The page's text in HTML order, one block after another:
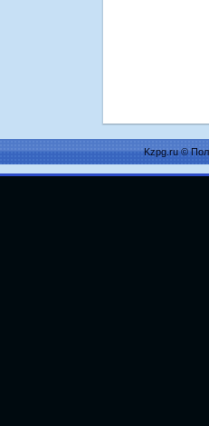
Kzpg.ru ©